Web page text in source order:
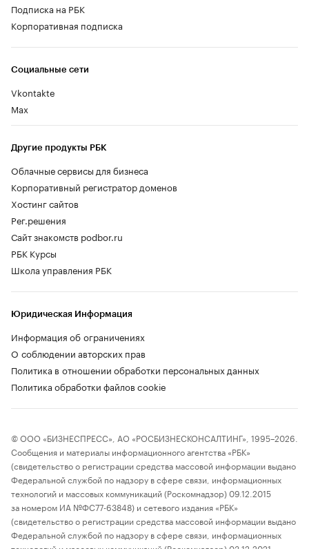
Социальные сети
Vkontakte
Max
Другие продукты РБК
Облачные сервисы для бизнеса
Корпоративный регистратор доменов
Хостинг сайтов
Рег.решения
Сайт знакомств podbor.ru
РБК Курсы
Школа управления РБК
Подписка на РБК
Корпоративная подписка
Юридическая Информация
Информация об ограничениях
О соблюдении авторских прав
Политика в отношении обработки персональных данных
Политика обработки файлов cookie
© ООО «БИЗНЕСПРЕСС», АО «РОСБИЗНЕСКОНСАЛТИНГ», 1995–2026.
Сообщения и материалы информационного агентства «РБК»
(свидетельство о регистрации средства массовой информации выдано
Федеральной службой по надзору в сфере связи, информационных
технологий и массовых коммуникаций (Роскомнадзор) 09.12.2015
за номером ИА №ФС77-63848) и сетевого издания «РБК»
(свидетельство о регистрации средства массовой информации выдано
Федеральной службой по надзору в сфере связи, информационных